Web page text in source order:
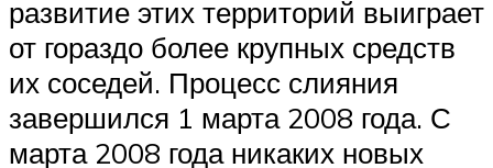
развитие этих территорий выиграет
от гораздо более крупных средств
их соседей. Процесс слияния
завершился 1 марта 2008 года. С
марта 2008 года никаких новых